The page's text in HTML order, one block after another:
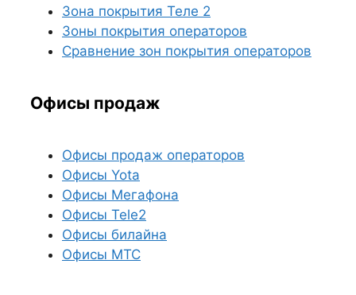
Зона покрытия Теле 2
Зоны покрытия операторов
Сравнение зон покрытия операторов
Офисы продаж
Офисы продаж операторов
Офисы Yota
Офисы Мегафона
Офисы Tele2
Офисы билайна
Офисы МТС